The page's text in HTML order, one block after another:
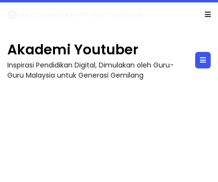
Akademi Youtuber
Inspirasi Pendidikan Digital, Dimulakan oleh Guru-
Guru Malaysia untuk Generasi Gemilang